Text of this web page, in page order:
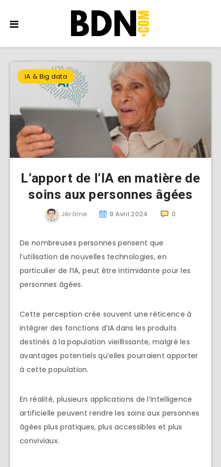
IA & Big data
L’apport de l’IA en matière de
soins aux personnes âgées
Jérôme 9 Avril 2024 0
De nombreuses personnes pensent que
l’utilisation de nouvelles technologies, en
particulier de l’IA, peut être intimidante pour les
personnes âgées.
Cette perception crée souvent une réticence à
intégrer des fonctions d’IA dans les produits
destinés à la population vieillissante, malgré les
avantages potentiels qu’elles pourraient apporter
à cette population.
En réalité, plusieurs applications de l’intelligence
artificielle peuvent rendre les soins aux personnes
âgées plus pratiques, plus accessibles et plus
conviviaux.